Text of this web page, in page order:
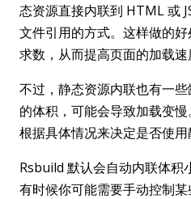
态资源直接内联到 HTML 或
文件引用的方式。这样做的
求数，从而提高页面的加载速
不过，静态资源内联也有一
的体积，可能会导致加载变
根据具体情况来决定是否使用
Rsbuild 默认会自动内联体积
有时候你可能需要手动控制